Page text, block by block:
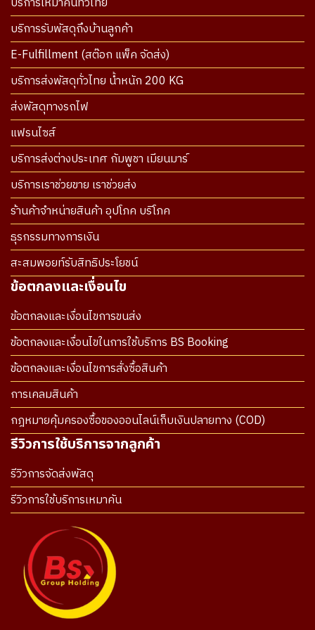
บริการรับพัสดุถึงบ้านลูกค้า
E-Fulfillment (สต๊อก แพ็ค จัดส่ง)
บริการส่งพัสดุทั่วไทย น้ำหนัก 200 KG
ส่งพัสดุทางรถไฟ
แฟรนไซส์
บริการส่งต่างประเทศ กัมพูชา เมียนมาร์
บริการเราช่วยขาย เราช่วยส่ง
ร้านค้าจำหน่ายสินค้า อุปโภค บริโภค
ธุรกรรมทางการเงิน
สะสมพอยท์รับสิทธิประโยชน์
ข้อตกลงและเงื่อนไข
ข้อตกลงและเงื่อนไขการขนส่ง
ข้อตกลงและเงื่อนไขในการใช้บริการ BS Booking
ข้อตกลงและเงื่อนไขการสั่งซื้อสินค้า
การเคลมสินค้า
กฎหมายคุ้มครองซื้อของออนไลน์เก็บเงินปลายทาง (COD)
รีวิวการใช้บริการจากลูกค้า
รีวิวการจัดส่งพัสดุ
รีวิวการใช้บริการเหมาคัน